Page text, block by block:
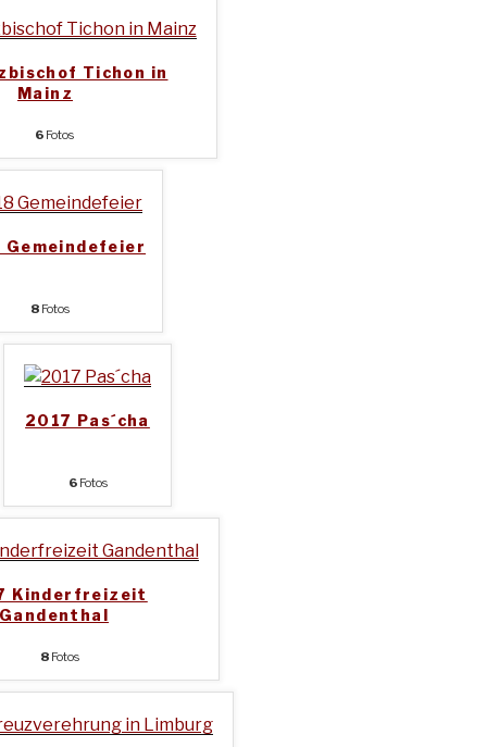
Tichon in
Mainz
6 Fotos
Gemeindefeier
8Fotos
2017 Pas´cha
6Fotos
Kinderfreizeit
8 Fotos